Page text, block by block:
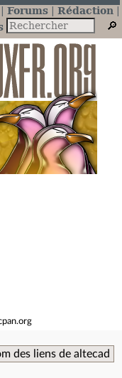
Forums
Rédaction
des liens de altecad